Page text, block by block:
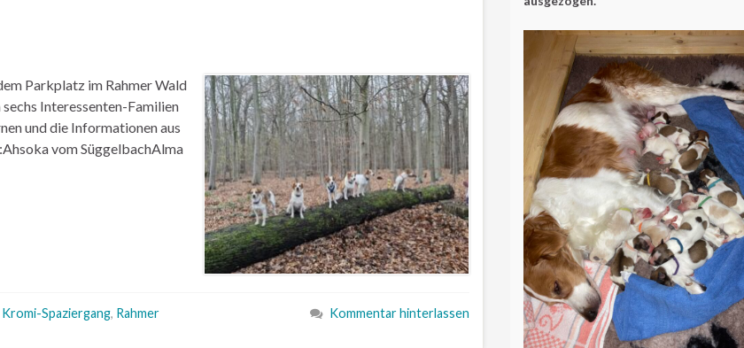
Parkplatz im Rahmer Wald
Interessenten-Familien
und die Informationen aus
vom SüggelbachAlma
Spaziergang, Rahmer
Kommentar hinterlassen